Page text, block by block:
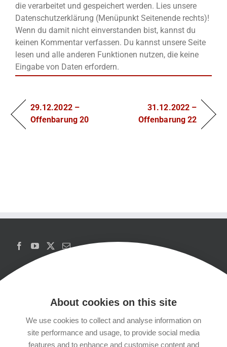
die verarbeitet und gespeichert werden. Lies unsere
Datenschutzerklärung (Menüpunkt Seitenende rechts)!
Wenn du damit nicht einverstanden bist, kannst du
keinen Kommentar verfassen. Du kannst unsere Seite
lesen und alle anderen Funktionen nutzen, die keine
Eingabe von Daten erfordern.
29.12.2022 –
Offenbarung 20
31.12.2022 –
Offenbarung 22
Copyrights
About cookies on this site
We use cookies to collect and analyse information on
site performance and usage, to provide social media
features and to enhance and customise content and